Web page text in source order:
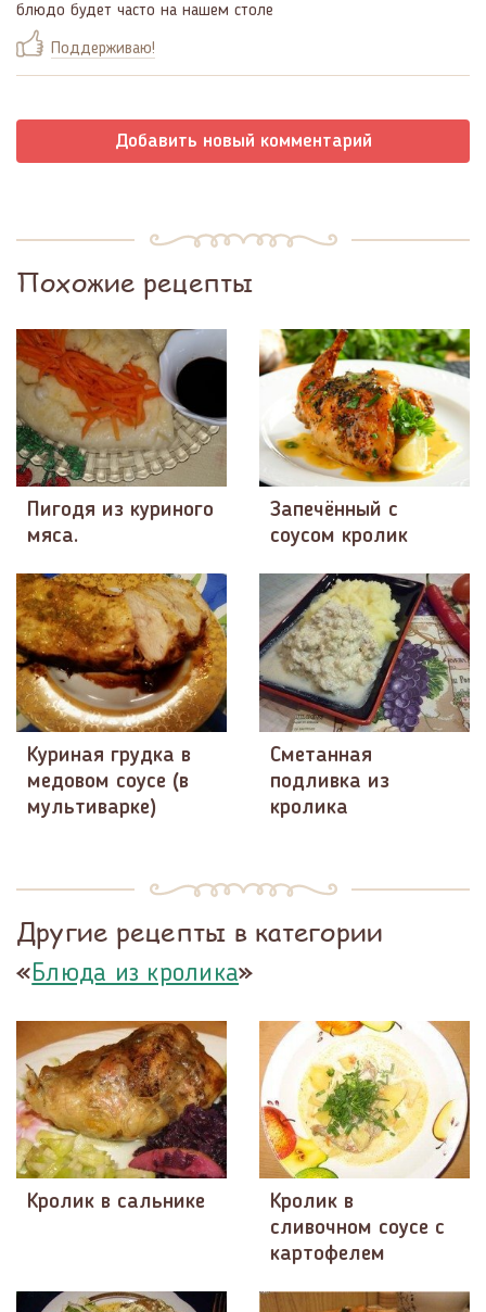
блюдо будет часто на нашем столе
Поддерживаю!
Добавить новый комментарий
Похожие рецепты
Пигодя из куриного
мяса.
Запечённый с
соусом кролик
Куриная грудка в
медовом соусе (в
мультиварке)
Сметанная
подливка из
кролика
Другие рецепты в категории
«Блюда из кролика»
Кролик в сальнике
Кролик в
сливочном соусе с
картофелем